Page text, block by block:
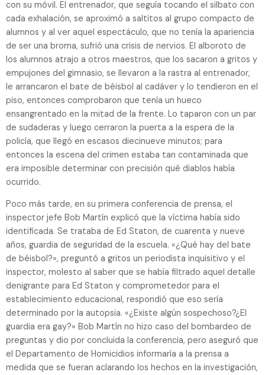
con su móvil. El entrenador, que seguía tocando el silbato con
cada exhalación, se aproximó a saltitos al grupo compacto de
alumnos y al ver aquel espectáculo, que no tenía la apariencia
de ser una broma, sufrió una crisis de nervios. El alboroto de
los alumnos atrajo a otros maestros, que los sacaron a gritos y
empujones del gimnasio, se llevaron a la rastra al entrenador,
le arrancaron el bate de béisbol al cadáver y lo tendieron en el
piso, entonces comprobaron que tenía un hueco
ensangrentado en la mitad de la frente. Lo taparon con un par
de sudaderas y luego cerraron la puerta a la espera de la
policía, que llegó en escasos diecinueve minutos; para
entonces la escena del crimen estaba tan contaminada que
era imposible determinar con precisión qué diablos había
ocurrido.
Poco más tarde, en su primera conferencia de prensa, el
inspector jefe Bob Martín explicó que la víctima había sido
identificada. Se trataba de Ed Staton, de cuarenta y nueve
años, guardia de seguridad de la escuela. «¿Qué hay del bate
de béisbol?», preguntó a gritos un periodista inquisitivo y el
inspector, molesto al saber que se había filtrado aquel detalle
denigrante para Ed Staton y comprometedor para el
establecimiento educacional, respondió que eso sería
determinado por la autopsia. «¿Existe algún sospechoso?¿El
guardia era gay?» Bob Martín no hizo caso del bombardeo de
preguntas y dio por concluida la conferencia, pero aseguró que
el Departamento de Homicidios informaría a la prensa a
medida que se fueran aclarando los hechos en la investigación,